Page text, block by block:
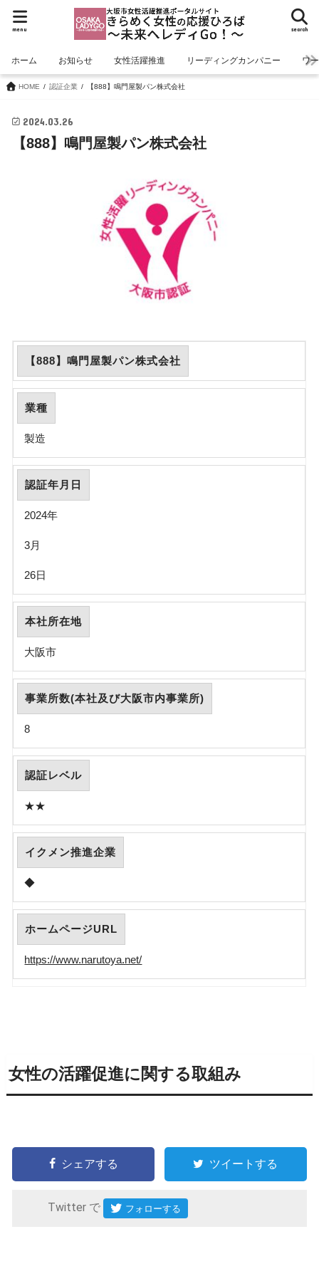
search
menu
ホーム お知らせ 女性活躍推進 リーディングカンパニー ワ
HOME 認証企業 【888】鳴門屋製パン株式会社
2024.03.26
【888】鳴門屋製パン株式会社
【888】鳴門屋製パン株式会社
業種
製造
認証年月日
2024年
3月
26日
本社所在地
大阪市
事業所数(本社及び大阪市内事業所)
8
認証レベル
★★
イクメン推進企業
◆
ホームページURL
https://www.narutoya.net/
女性の活躍促進に関する取組み
シェアする ツイートする
Twitter で